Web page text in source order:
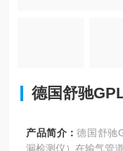
德国舒驰
产品简介：德国舒驰
漏检测仪）在输气管